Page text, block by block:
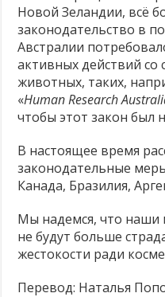
Новой Зеландии, всё
законодательство в
Австралии
активных действий
животных, таких,
«Human Research
чтобы этот закон был
В настоящее время
законодательные
Канада, Бразилия,
Мы надемся, что наши
не будут больше
жестокости ради
Перевод: Наталья